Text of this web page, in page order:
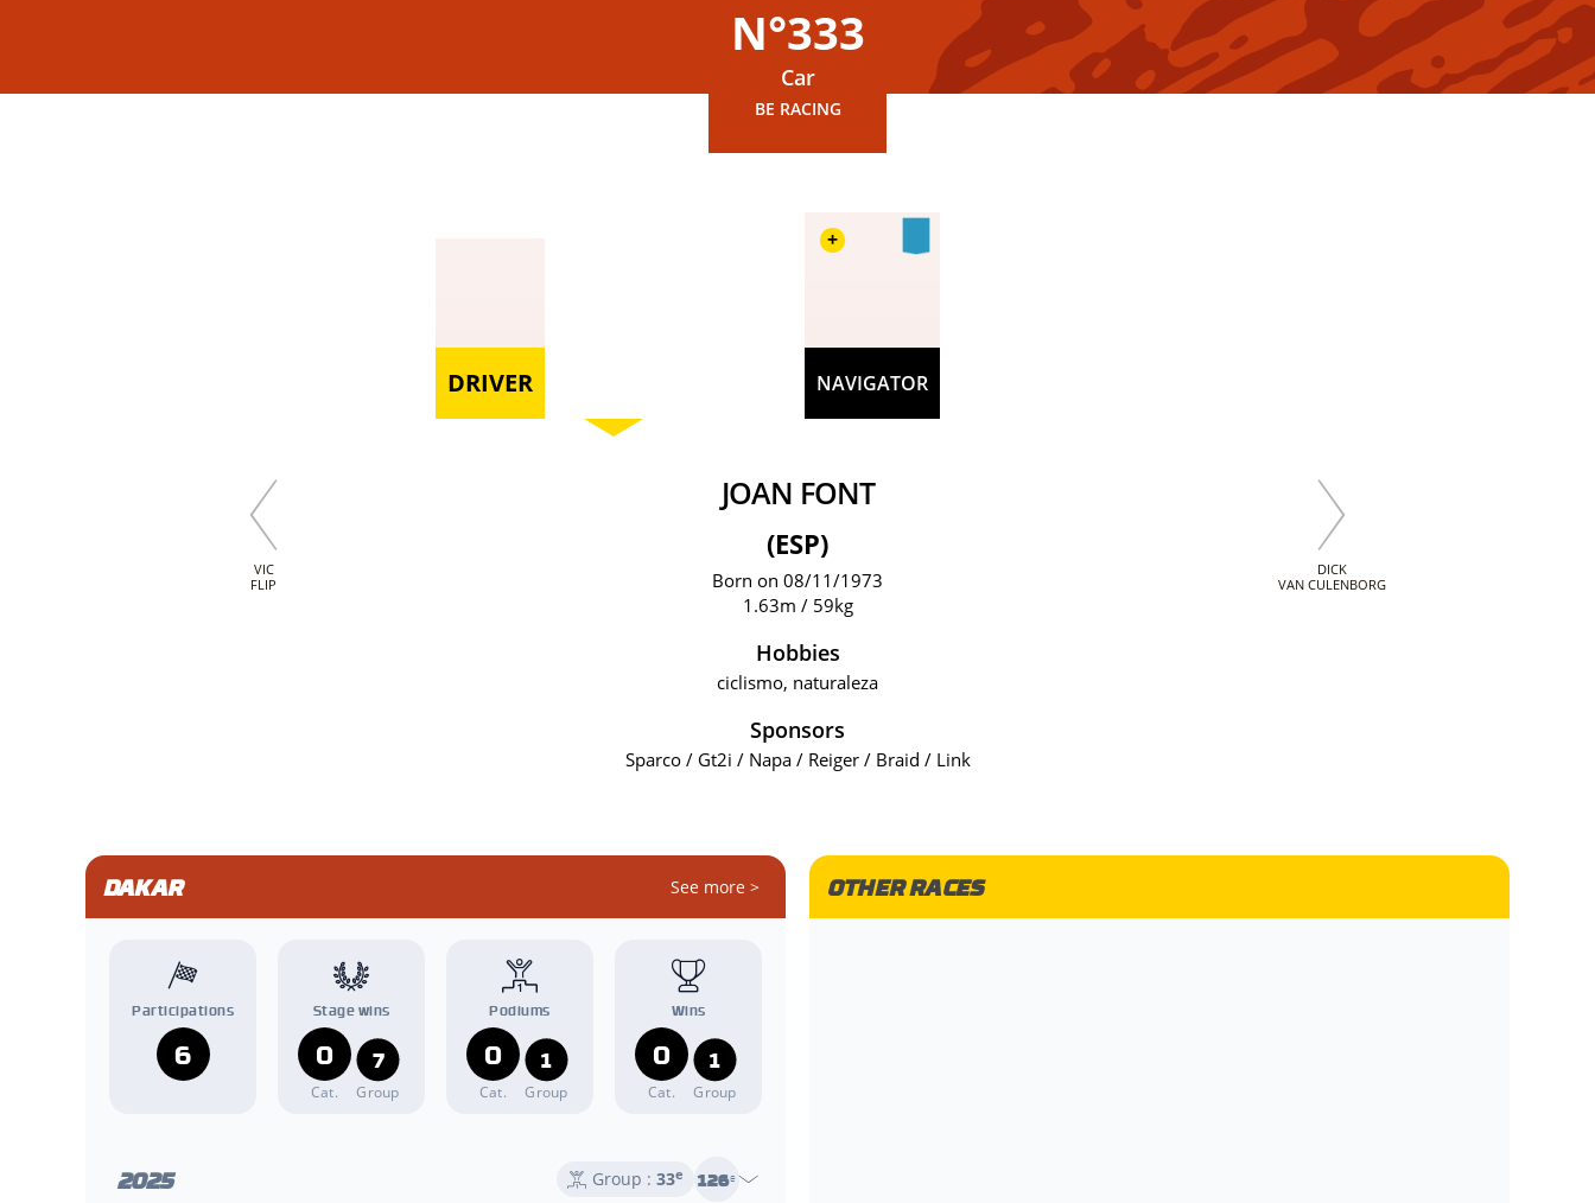
N°333
Car
BE RACING
DRIVER NAVIGATOR
+
VIC
FLIP
DICK
VAN CULENBORG
JOAN FONT
(ESP)
Born on 08/11/1973
1.63m / 59kg
Hobbies
ciclismo, naturaleza
Sponsors
Sparco / Gt2i / Napa / Reiger / Braid / Link
DAKAR See more >
Participations
6
Stage wins
0
Cat.
7
Group
Podiums
0
Cat.
1
Group
Wins
0
Cat.
1
Group
2025 Group : 33e 126e
OTHER RACES